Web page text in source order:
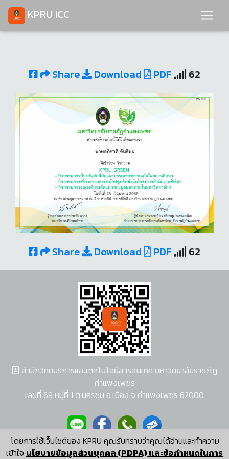
KPRU ICC
Share Download PDF 62
Share Download PDF 62
โดยการใช้เว็บไซต์ของ KPRU คุณรับทราบว่าคุณได้อ่านและทำความ
เข้าใจ นโยบายข้อมูลส่วนบุคคล (PDPA) และข้อกำหนดในการ
สำนักวิทยบริการและเทคโนโลยีสารสนเทศ มหาวิทยาลัยราชภัฏ
กำแพงเพชร
เลขที่ 69 หมู่ที่ 1 ต.นครชุม อ.เมือง จ.กำแพงเพชร 62000
ผู้พัฒนาระบบ อนุชา พวงผกา